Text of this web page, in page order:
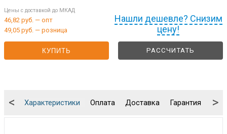
Нашли дешевле? Снизим
цену!
Цены с доставкой до МКАД
46,82 руб. — опт
49,05 руб. — розница
КУПИТЬ РАССЧИТАТЬ
Характеристики Оплата Доставка Гарантия
< >